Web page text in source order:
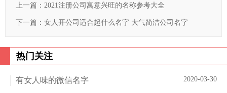
上一篇： 2021注册公司寓意兴旺的名称参考大全
下一篇： 女人开公司适合起什么名字 大气简洁公司名字
热门关注
2020-03-30
有女人味的微信名字